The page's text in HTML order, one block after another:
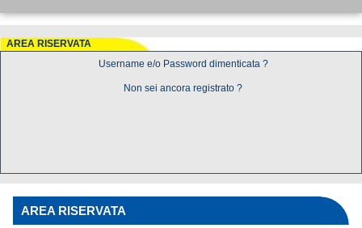
AREA RISERVATA
Username e/o Password dimenticata ?
Non sei ancora registrato ?
AREA RISERVATA